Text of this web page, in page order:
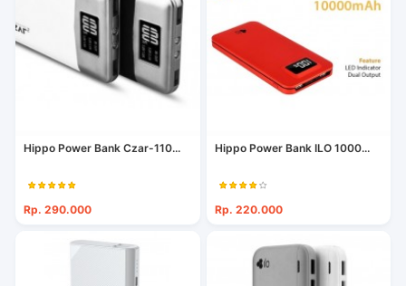
Hippo Power Bank Czar-110...
Rp. 290.000
Hippo Power Bank ILO 1000...
Rp. 220.000